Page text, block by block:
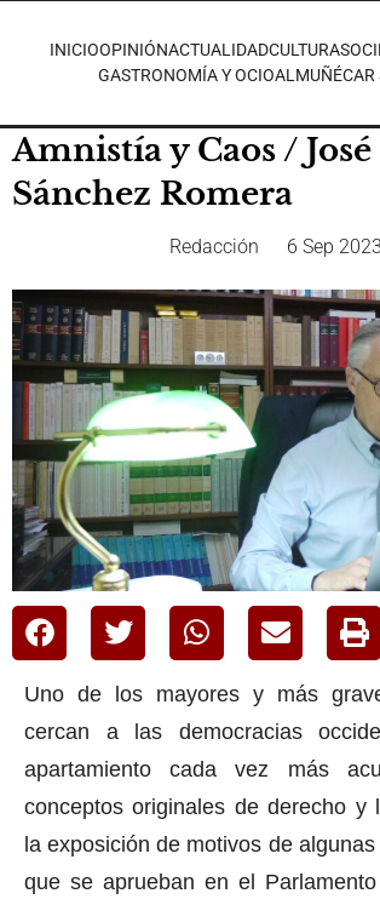
INICIOOPINIÓNACTUALIDADCULTURA
GASTRONOMÍA Y OCIOALMUÑÉCAR
Amnistía y Caos /
Sánchez Romera
Redacción 6 Sep 2023
Uno de los mayores y más
cercan a las democracias
apartamiento cada vez más
conceptos originales de derecho y
la exposición de motivos de
que se aprueban en el